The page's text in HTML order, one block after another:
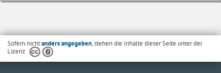
Sofern nichtanders angegeben, stehen die Inhalte dieser Seite unter der
Lizenz